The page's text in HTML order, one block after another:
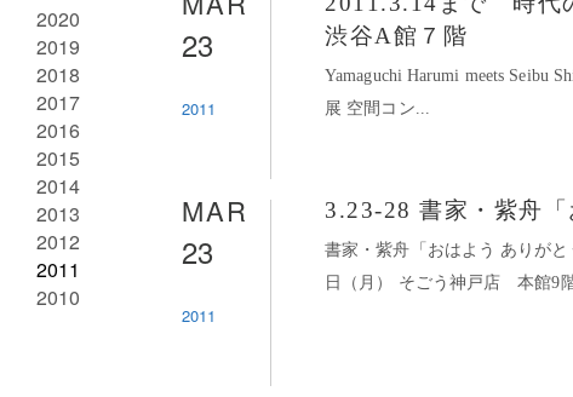
2020
2019
2018
2017
2016
2015
2014
2013
2012
2011
2010
23
2011
渋谷A館７階
Yamaguchi Harumi meets Seibu
展 空間コン...
MAR
23
2011
3.23-28 書家・紫舟
書家・紫舟「おはよう ありが
日（月） そごう神戸店 本館